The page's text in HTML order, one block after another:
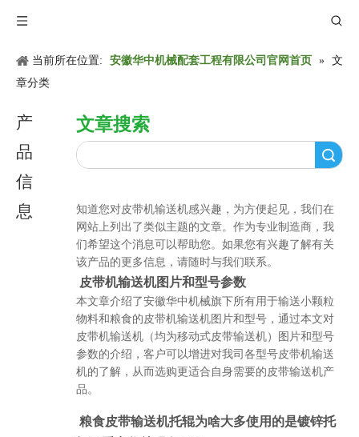
当前所在位置: 安徽华中机械配套工程有限公司官网首页 » 文
章分类
产
品
信
息
文章搜索
知道您对皮带机输送机感兴趣，为方便起见，我们在
网站上列出了类似主题的文章。作为专业制造商，我
们希望这个消息可以帮助您。如果您有兴趣了解有关
该产品的更多信息，请随时与我们联系。
皮带机输送机图片和型号参数
本文章介绍了安徽华中机械旗下所有用于输送小颗粒
物料和粮食的皮带机输送机图片和型号，通过本文对
皮带机输送机（均为移动式皮带输送机）图片和型号
参数的介绍，客户可以增进对我司各型号皮带机输送
机的了解，从而选购更适合自身需要的皮带输送机产
品。
粮食皮带输送机托辊为啥大多使用的是镀锌托